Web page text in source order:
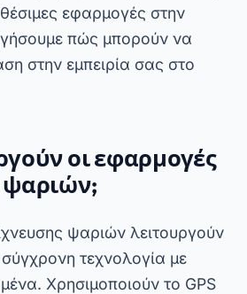
εφαρμογές στην
πώς μπορούν να
στην εμπειρία σας στο
οι εφαρμογές
ψαριών;
ψαριών λειτουργούν
τεχνολογία με
Χρησιμοποιούν το GPS